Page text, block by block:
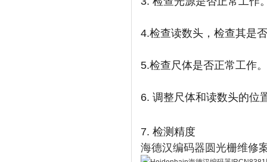
4.检查读数头，检查其是
5.检查尺体是否正常工作
6. 调整尺体和读数头的位
7. 检测精度
海德汉编码器圆光栅维修